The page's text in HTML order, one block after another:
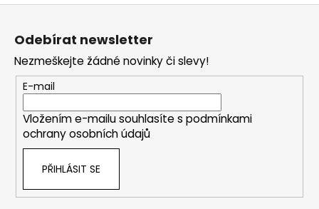
Z
Odebírat newsletter
Nezmeškejte žádné novinky či slevy!
E-mail
Vložením e-mailu souhlasíte s podmínkami
ochrany osobních údajů
PŘIHLÁSIT SE